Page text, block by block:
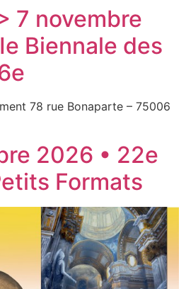
7 novembre
Biennale des
78 rue Bonaparte – 75006
2026 • 22e
Formats